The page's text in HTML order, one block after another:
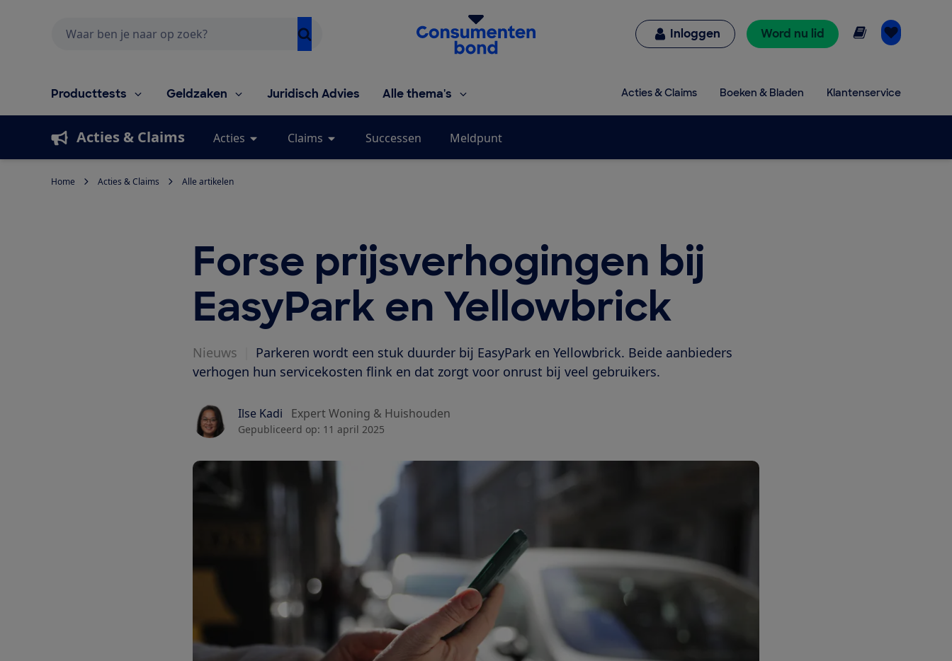
Homepage van de Consumentenbond
Inloggen Word nu lid Online lezen
Producttests Geldzaken Juridisch Advies Alle thema's Acties & Claims Boeken & Bladen Klantenservice
Acties & Claims Acties Claims Successen Meldpunt
Home Acties & Claims Alle artikelen
Forse prijsverhogingen bij
EasyPark en Yellowbrick
Nieuws
Parkeren wordt een stuk duurder bij EasyPark en Yellowbrick. Beide aanbieders
verhogen hun servicekosten flink en dat zorgt voor onrust bij veel gebruikers.
Ilse Kadi Expert Woning & Huishouden
Gepubliceerd op: 11 april 2025